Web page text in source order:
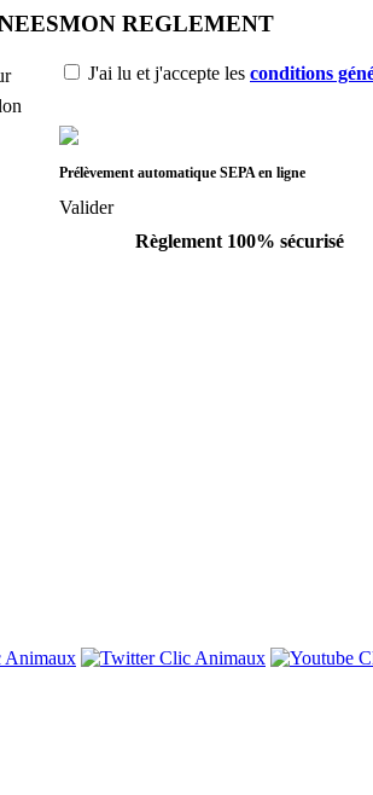
MON REGLEMENT
J'ai lu et j'accepte les conditions
Prélèvement automatique SEPA en ligne
Valider
Règlement 100% sécurisé